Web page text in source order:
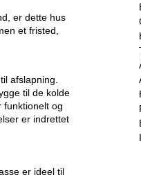
er dette hus
et fristed,
afslapning.
til de kolde
funktionelt og
er indrettet
er ideel til